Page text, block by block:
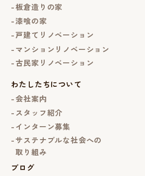
板倉造りの家
漆喰の家
戸建てリノベーション
マンションリノベーション
古民家リノベーション
わたしたちについて
会社案内
スタッフ紹介
インターン募集
サステナブルな社会への
取り組み
ブログ